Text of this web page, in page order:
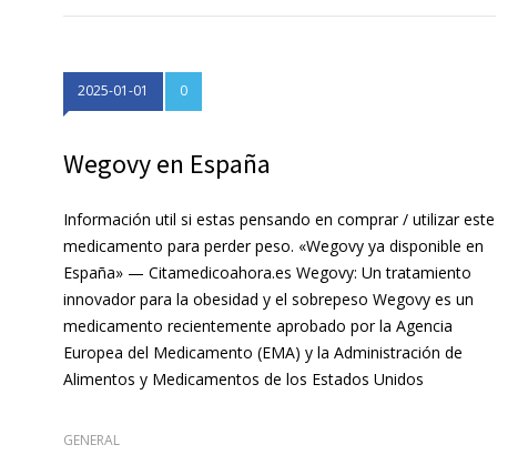
2025-01-01 0
Wegovy en España
Información util si estas pensando en comprar / utilizar este
medicamento para perder peso. «Wegovy ya disponible en
España» — Citamedicoahora.es Wegovy: Un tratamiento
innovador para la obesidad y el sobrepeso Wegovy es un
medicamento recientemente aprobado por la Agencia
Europea del Medicamento (EMA) y la Administración de
Alimentos y Medicamentos de los Estados Unidos
GENERAL